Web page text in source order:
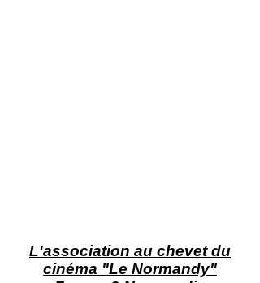
L'association au chevet du
cinéma "Le Normandy"